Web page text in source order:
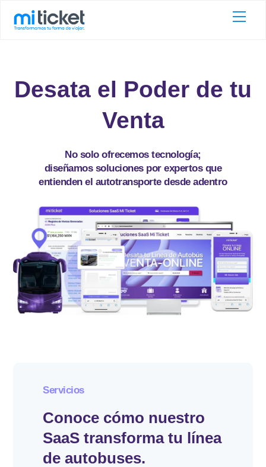
Desata el Poder de tu
Venta
No solo ofrecemos tecnología;
diseñamos soluciones por expertos que
entienden el autotransporte desde adentro
Servicios
Conoce cómo nuestro
SaaS transforma tu línea
de autobuses.